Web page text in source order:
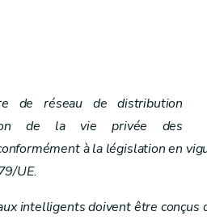
de réseau de distribution
de la vie privée des
à la législation en
UE.
intelligents doivent être conçus